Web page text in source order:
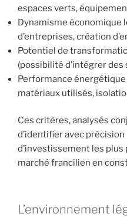
espaces verts,
Dynamisme économique
d’entreprises, création
Potentiel de
(possibilité d’intégrer des
Performance énergétique
matériaux utilisés,
Ces critères, analysés
d’identifier avec
d’investissement les
marché francilien en
L’environnement